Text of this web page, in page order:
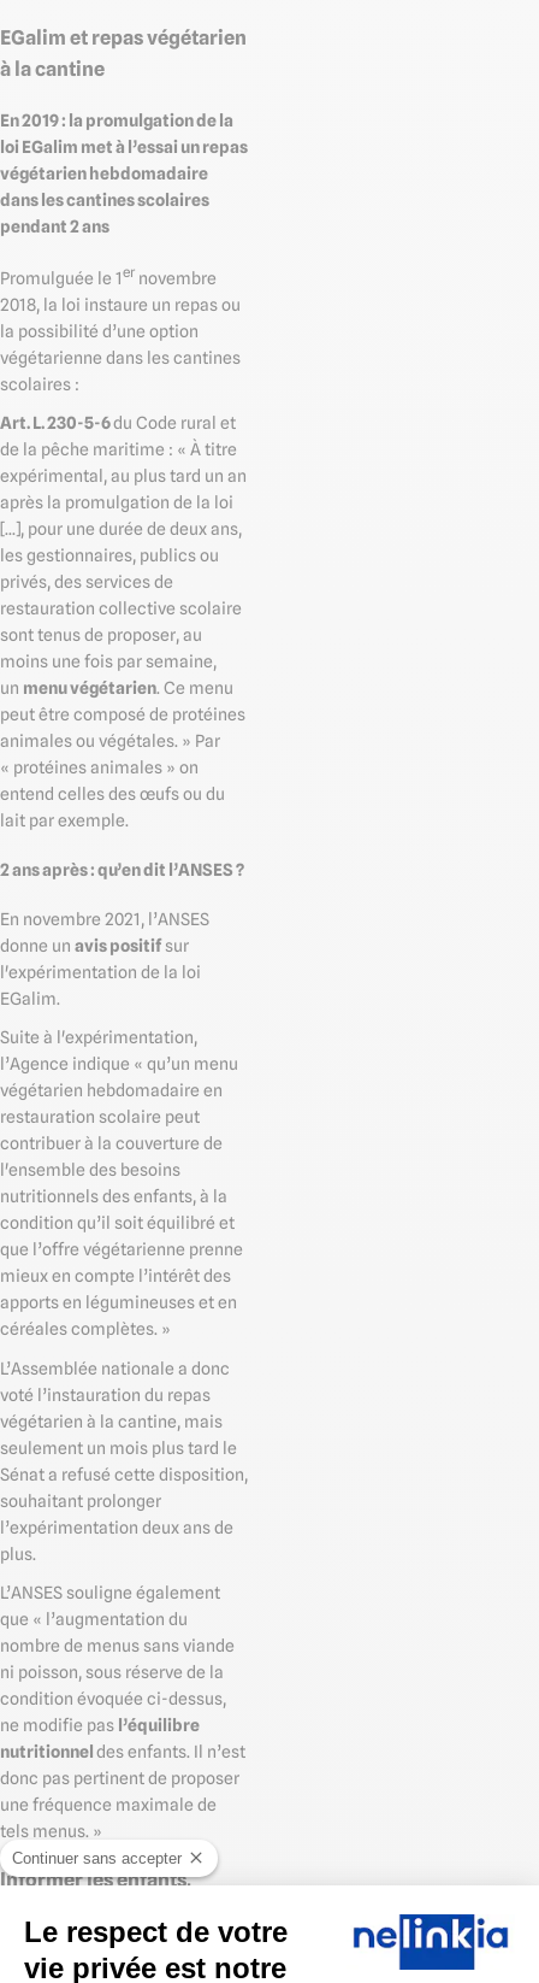
EGalim et repas végétarien
à la cantine
En 2019 : la promulgation de la
loi EGalim met à l’essai un repas
végétarien hebdomadaire
dans les cantines scolaires
pendant 2 ans
Promulguée le 1er novembre
2018, la loi instaure un repas ou
la possibilité d’une option
végétarienne dans les cantines
scolaires :
Art. L. 230-5-6du Code rural et
de la pêche maritime : « À titre
expérimental, au plus tard un an
après la promulgation de la loi
[...], pour une durée de deux ans,
les gestionnaires, publics ou
privés, des services de
restauration collective scolaire
sont tenus de proposer, au
moins une fois par semaine,
un menu végétarien. Ce menu
peut être composé de protéines
animales ou végétales. » Par
« protéines animales » on
entend celles des œufs ou du
lait par exemple.
2 ans après : qu’en dit l’ANSES ?
En novembre 2021, l’ANSES
donne un avis positifsur
l'expérimentation de la loi
EGalim.
Suite à l'expérimentation,
l’Agence indique « qu’un menu
végétarien hebdomadaire en
restauration scolaire peut
contribuer à la couverture de
l'ensemble des besoins
nutritionnels des enfants, à la
condition qu’il soit équilibré et
que l’offre végétarienne prenne
mieux en compte l’intérêt des
apports en légumineuses et en
céréales complètes. »
L’Assemblée nationale a donc
voté l’instauration du repas
végétarien à la cantine, mais
seulement un mois plus tard le
Sénat a refusé cette disposition,
souhaitant prolonger
l’expérimentation deux ans de
plus.
L’ANSES souligne également
que « l’augmentation du
nombre de menus sans viande
ni poisson, sous réserve de la
condition évoquée ci-dessus,
ne modifie pas l’équilibre
nutritionnel des enfants. Il n’est
donc pas pertinent de proposer
une fréquence maximale de
tels menus. »
Informer les enfants,
des cantines des
ingrédients qui
Continuer sans accepter
Le respect de votre
vie privée est notre